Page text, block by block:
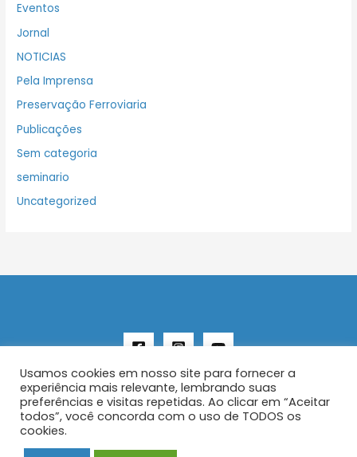
Eventos
Jornal
NOTICIAS
Pela Imprensa
Preservação Ferroviaria
Publicações
Sem categoria
seminario
Uncategorized
Copyright © 2026 AENFER
Construído por IurySan
Usamos cookies em nosso site para fornecer a
experiência mais relevante, lembrando suas
preferências e visitas repetidas. Ao clicar em “Aceitar
todos”, você concorda com o uso de TODOS os
cookies.